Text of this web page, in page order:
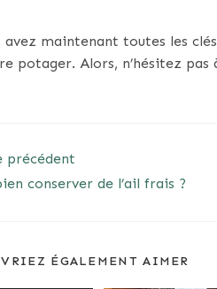
avez maintenant toutes les
potager. Alors, n’hésitez
précédent
conserver de l’ail frais ?
ÉGALEMENT AIMER